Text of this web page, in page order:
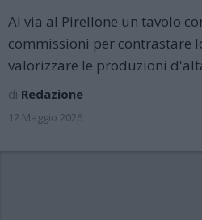
Al via al Pirellone un tavolo
commissioni per contrastare
valorizzare le produzioni
di Redazione
12 Maggio 2026